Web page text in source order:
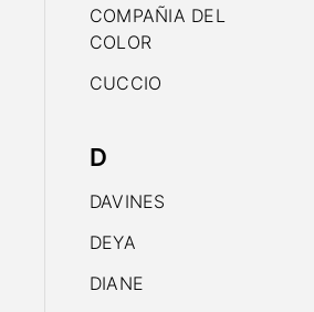
COMPAÑIA DEL
COLOR
CUCCIO
D
DAVINES
DEYA
DIANE